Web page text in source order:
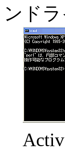
ンド